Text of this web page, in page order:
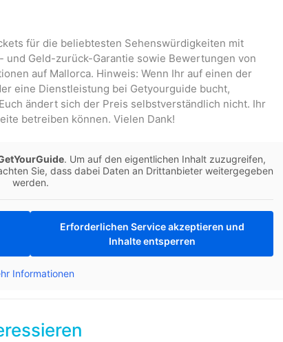
für die beliebtesten Sehenswürdigkeiten mit
und Geld-zurück-Garantie sowie Bewertungen von
auf Mallorca. Hinweis: Wenn Ihr auf einen der
eine Dienstleistung bei Getyourguide bucht,
ändert sich der Preis selbstverständlich nicht. Ihr
betreiben können. Vielen Dank!
. Um auf den eigentlichen Inhalt zuzugreifen,
Sie, dass dabei Daten an Drittanbieter weitergegeben
werden.
Erforderlichen Service akzeptieren und
Inhalte entsperren
Informationen